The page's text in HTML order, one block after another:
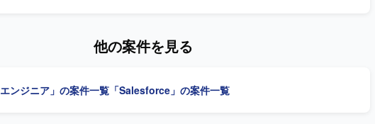
QA対応、テスト作業（結合・総合・リグレッションテスト等）やデータ移行・
善に向けて能動的に動ける方が望ましいです。 【ポジションの魅力】 大
他の案件を見る
ンジニア」の案件一覧 「Salesforce」の案件一覧